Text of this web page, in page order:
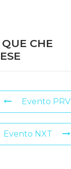
CHE
Evento PRV
Evento NXT